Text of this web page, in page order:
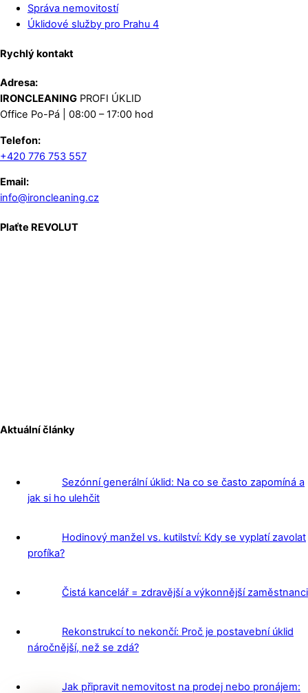
Správa nemovitostí
Úklidové služby pro Prahu 4
Rychlý kontakt
Adresa:
IRONCLEANING PROFI ÚKLID
Office Po-Pá | 08:00 – 17:00 hod
Telefon:
+420 776 753 557
Email:
info@ironcleaning.cz
Plaťte REVOLUT
Aktuální články
Sezónní generální úklid: Na co se často zapomíná a
jak si ho ulehčit
Hodinový manžel vs. kutilství: Kdy se vyplatí zavolat
profíka?
Čistá kancelář = zdravější a výkonnější zaměstnanci
Rekonstrukcí to nekončí: Proč je postavební úklid
náročnější, než se zdá?
Jak připravit nemovitost na prodej nebo pronájem: